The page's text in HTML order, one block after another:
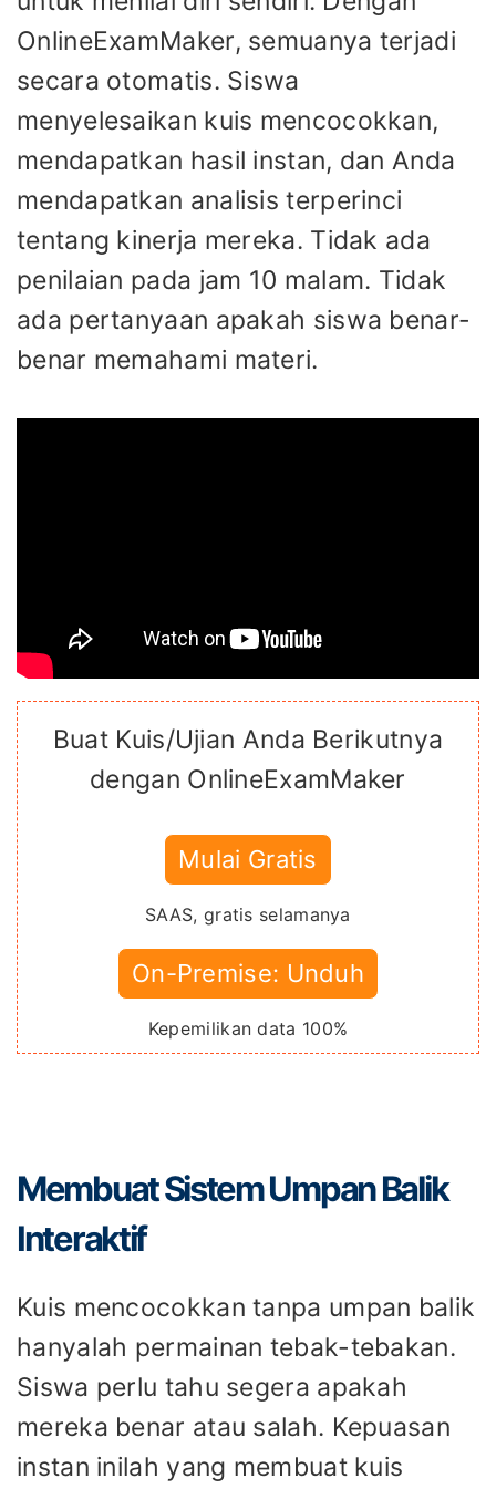
OnlineExamMaker, semuanya terjadi
secara otomatis. Siswa
menyelesaikan kuis mencocokkan,
mendapatkan hasil instan, dan Anda
mendapatkan analisis terperinci
tentang kinerja mereka. Tidak ada
penilaian pada jam 10 malam. Tidak
ada pertanyaan apakah siswa benar-
benar memahami materi.
Buat Kuis/Ujian Anda Berikutnya
dengan OnlineExamMaker
Mulai Gratis
SAAS, gratis selamanya
On-Premise: Unduh
Kepemilikan data 100%
Membuat Sistem Umpan Balik
Interaktif
Kuis mencocokkan tanpa umpan balik
hanyalah permainan tebak-tebakan.
Siswa perlu tahu segera apakah
mereka benar atau salah. Kepuasan
instan inilah yang membuat kuis